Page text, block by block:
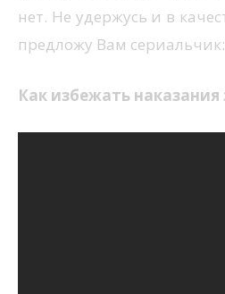
нет. Не удержусь и в
предложу Вам сериальчик:
Как избежать наказания